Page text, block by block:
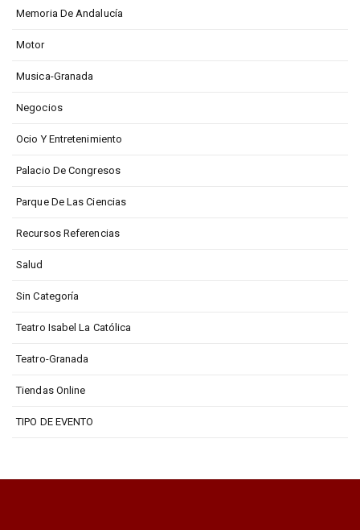
Memoria De Andalucía
Motor
Musica-Granada
Negocios
Ocio Y Entretenimiento
Palacio De Congresos
Parque De Las Ciencias
Recursos Referencias
Salud
Sin Categoría
Teatro Isabel La Católica
Teatro-Granada
Tiendas Online
TIPO DE EVENTO